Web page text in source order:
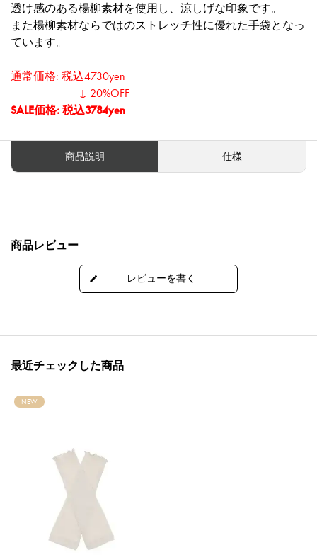
透け感のある楊柳素材を使用し、涼しげな印象です。
また楊柳素材ならではのストレッチ性に優れた手袋となっ
ています。
通常価格: 税込4730yen
↓ 20%OFF
SALE価格: 税込3784yen
商品説明 仕様
商品レビュー
最近チェックした商品
NEW